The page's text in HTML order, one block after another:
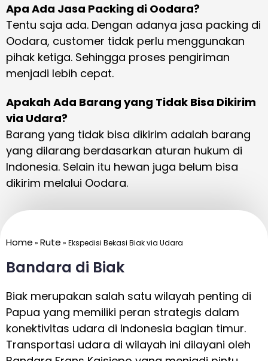
Apa Ada Jasa Packing di Oodara?
Tentu saja ada. Dengan adanya jasa packing di
Oodara, customer tidak perlu menggunakan
pihak ketiga. Sehingga proses pengiriman
menjadi lebih cepat.
Apakah Ada Barang yang Tidak Bisa Dikirim
via Udara?
Barang yang tidak bisa dikirim adalah barang
yang dilarang berdasarkan aturan hukum di
Indonesia. Selain itu hewan juga belum bisa
dikirim melalui Oodara.
Home » Rute » Ekspedisi Bekasi Biak via Udara
Bandara di Biak
Biak merupakan salah satu wilayah penting di
Papua yang memiliki peran strategis dalam
konektivitas udara di Indonesia bagian timur.
Transportasi udara di wilayah ini dilayani oleh